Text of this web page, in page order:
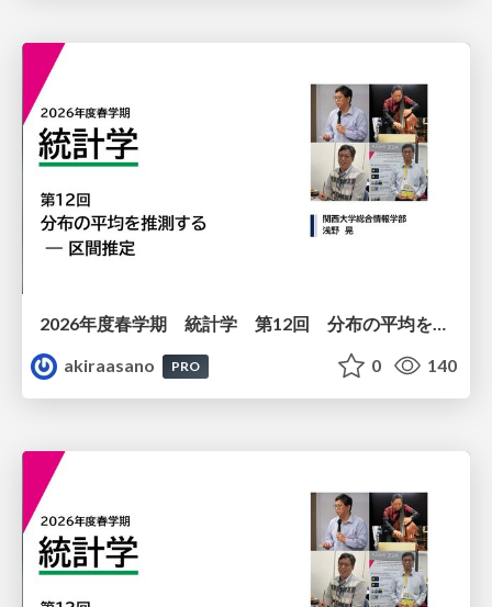
2026年度春学期 統計学 第12回 分布の平均を推測する ― 区間推定 (2026. 6. 18)
akiraasano
PRO 0 140